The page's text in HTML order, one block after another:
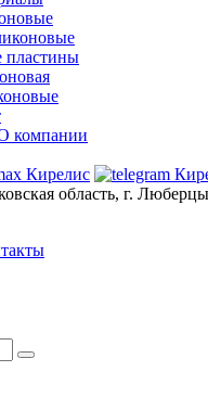
пластины
компании
область, г.